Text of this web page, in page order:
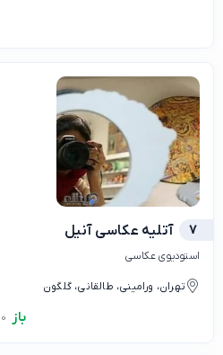
7 آتلیه عکاسی آنیل
استودیوی عکاسی
تهران، ورامینی، طالقانی، گلگون
باز